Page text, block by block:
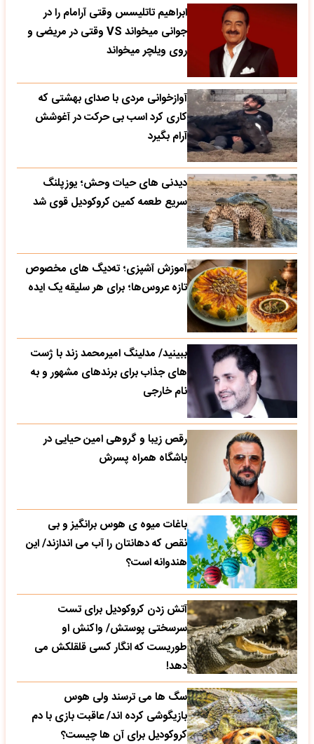
ابراهیم تاتلیسس وقتی آرامام را در
جوانی میخواند VS وقتی در مریضی و
روی ویلچر میخواند
آوازخوانی مردی با صدای بهشتی که
کاری کرد اسب بی حرکت در آغوشش
آرام بگیرد
دیدنی های حیات وحش؛ یوزپلنگ
سریع طعمه کمین کروکودیل قوی شد
آموزش آشپزی؛ ته‌دیگ‌ های مخصوص
تازه‌ عروس‌ها؛ برای هر سلیقه یک ایده
ببینید/ مدلینگ امیرمحمد زند با ژست
های جذاب برای برندهای مشهور و به
نام خارجی
رقص زیبا و گروهی امین حیایی در
باشگاه همراه پسرش
باغات میوه ی هوس برانگیز و بی
نقص که دهانتان را آب می اندازند/ این
هندوانه است؟
آتش زدن کروکودیل برای تست
سرسختی پوستش/ واکنش او
طوریست که انگار کسی قلقلکش می
دهد!
سگ ها می ترسند ولی هوس
بازیگوشی کرده اند/ عاقبت بازی با دم
کروکودیل برای آن ها چیست؟